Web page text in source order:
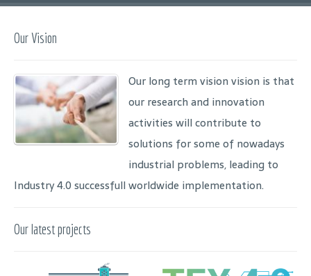
Our Vision
Our long term vision vision is that
our research and innovation
activities will contribute to
solutions for some of nowadays
industrial problems, leading to
Industry 4.0 successfull worldwide implementation.
Our latest projects